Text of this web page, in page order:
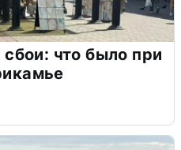
что было при